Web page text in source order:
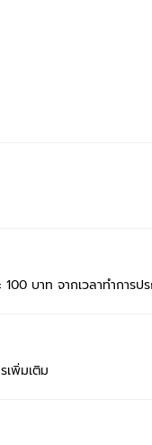
100 บาท จากเวลาทำการป
เพิ่มเติม